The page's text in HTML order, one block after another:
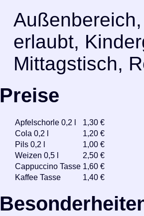
erlaubt,
Mittagstisch,
Preise
Apfelschorle 0,2 l
1,30 €
Cola 0,2 l
1,20 €
Pils 0,2 l
1,00 €
Weizen 0,5 l
2,50 €
Cappuccino Tasse 1,60 €
Kaffee Tasse
1,40 €